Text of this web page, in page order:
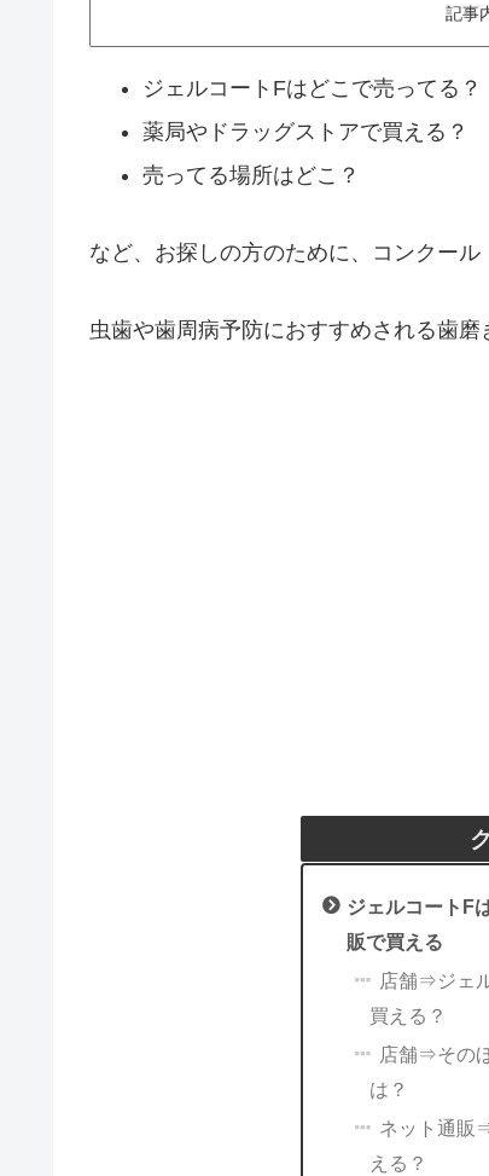
記事
ジェルコートFはどこで売ってる？
薬局やドラッグストアで買える？
売ってる場所はどこ？
など、お探しの方のために、コンクール
虫歯や歯周病予防におすすめされる歯
ジェルコートF
販で買える
店舗⇒ジェ
買える？
店舗⇒その
は？
ネット通販
える？